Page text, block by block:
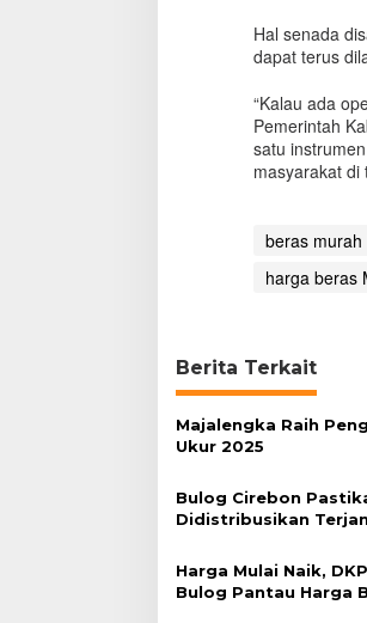
Hal senada
dapat terus
“Kalau ada
Pemerintah
satu
masyarakat
beras
harga beras
Berita Terkait
Majalengka Raih
Ukur 2025
Bulog Cirebon
Didistribusikan
Harga Mulai Naik,
Bulog Pantau Harga